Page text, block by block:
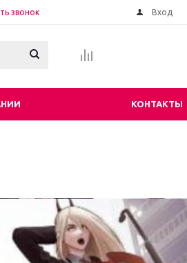
звонок Вход
КОНТАКТЫ